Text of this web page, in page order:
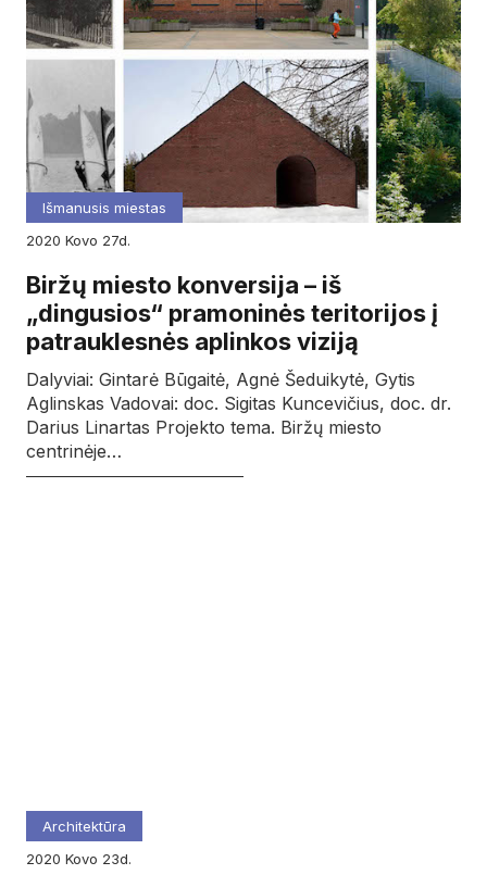
Išmanusis miestas
2020
kovo 27d.
Biržų miesto konversija – iš
„dingusios“ pramoninės teritorijos į
patrauklesnės aplinkos viziją
Dalyviai: Gintarė Būgaitė, Agnė Šeduikytė, Gytis
Aglinskas Vadovai: doc. Sigitas Kuncevičius, doc. dr.
Darius Linartas Projekto tema. Biržų miesto
centrinėje…
Architektūra
2020
kovo 23d.